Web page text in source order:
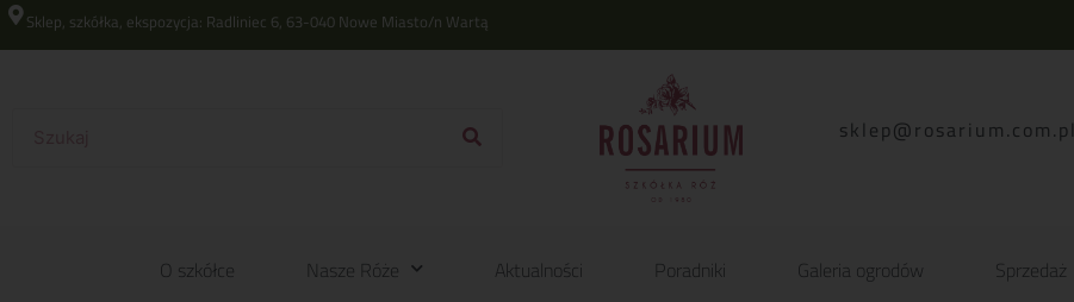
Sklep, szkółka, ekspozycja: Radliniec 6, 63-040 Nowe Miasto/n Wartą
lp.moc.muirasor@pelks
O szkółce Nasze Róże Aktualności Poradniki Galeria ogrodów Sprzedaż